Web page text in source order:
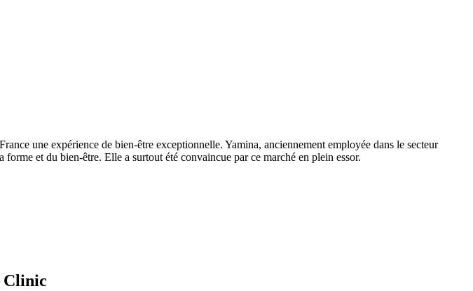
une expérience de bien-être exceptionnelle. Yamina, anciennement employée dans le secteur
forme et du bien-être. Elle a surtout été convaincue par ce marché en plein essor.
Clinic